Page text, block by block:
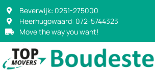
Beverwijk: 0251-275000
Heerhugowaard: 072-5744323
Move the way you want!